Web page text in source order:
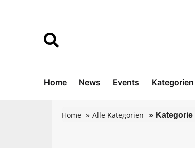
Home News Events Kategorien
Home Alle Kategorien